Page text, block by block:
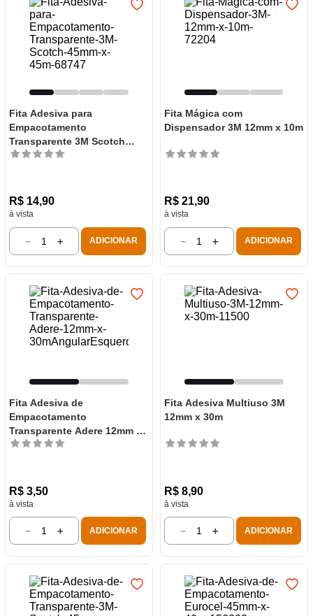
Fita Adesiva para
Empacotamento
Transparente 3M Scotch
45mm x 45m
R$ 14,90
à vista
＋
－ ADICIONAR
Fita Mágica com
Dispensador 3M 12mm x 10m
R$ 21,90
à vista
＋
－ ADICIONAR
Fita Adesiva de
Empacotamento
Transparente Adere 12mm x
30m
R$ 3,50
à vista
＋
－ ADICIONAR
Fita Adesiva Multiuso 3M
12mm x 30m
R$ 8,90
à vista
＋
－ ADICIONAR